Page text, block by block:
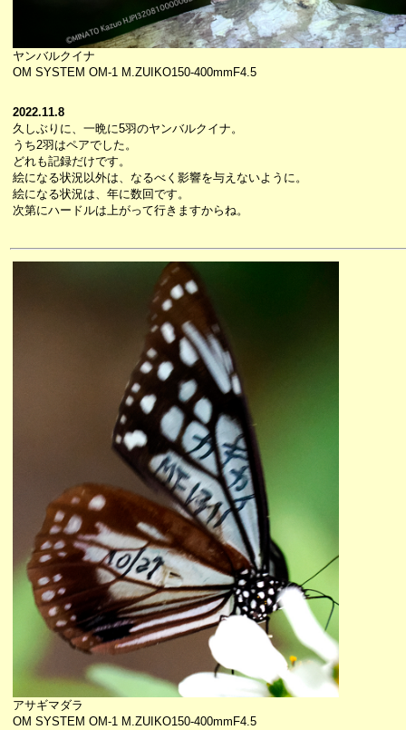
ヤンバルクイナ
OM SYSTEM OM-1 M.ZUIKO150-400mmF4.5
2022.11.8
久しぶりに、一晩に5羽のヤンバルクイナ。
うち2羽はペアでした。
どれも記録だけです。
絵になる状況以外は、なるべく影響を与えないように。
絵になる状況は、年に数回です。
次第にハードルは上がって行きますからね。
アサギマダラ
OM SYSTEM OM-1 M.ZUIKO150-400mmF4.5